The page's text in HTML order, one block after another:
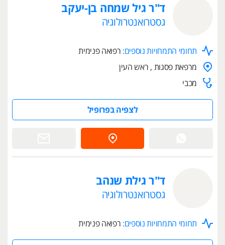
ד"ר גיל שמחה בן-יעקב
גסטרואנטרולוגיה
תחומי התמחויות נוספים: רפואה פנימית
מרפאת פסגות , ראש העין
מכבי
לצפיה בפרופיל
ד"ר גילת שנהב
גסטרואנטרולוגיה
תחומי התמחויות נוספים: רפואה פנימית